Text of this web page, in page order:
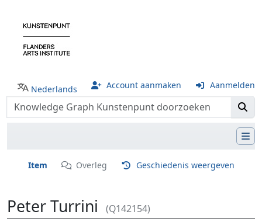
Nederlands Account aanmaken Aanmelden
Item Overleg Geschiedenis weergeven
Peter Turrini (Q142154)